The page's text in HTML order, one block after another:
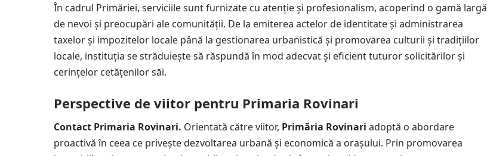
În cadrul Primăriei, serviciile sunt furnizate cu atenție și profesionalism, acoperind o gamă largă
de nevoi și preocupări ale comunității. De la emiterea actelor de identitate și administrarea
taxelor și impozitelor locale până la gestionarea urbanistică și promovarea culturii și tradițiilor
locale, instituția se străduiește să răspundă în mod adecvat și eficient tuturor solicitărilor și
cerințelor cetățenilor săi.
Perspective de viitor pentru Primaria Rovinari
Contact Primaria Rovinari. Orientată către viitor, Primăria Rovinari adoptă o abordare
proactivă în ceea ce privește dezvoltarea urbană și economică a orașului. Prin promovarea